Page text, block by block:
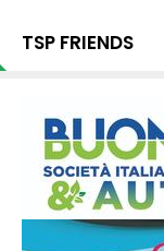
TSP FRIENDS